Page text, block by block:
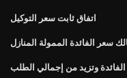
اتفاق ثابت سعر التوكيل
سعر الفائدة الممولة المنازل
وتزيد من إجمالي الطلب